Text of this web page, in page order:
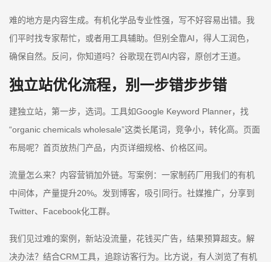
难的地方是内容生成。有机化学品专业性强，写不好容易出错。我
们平时找专家帮忙，或者用工具辅助。但别全靠AI，得人工润色，
确保自然。反问，你知道吗？谷歌现在罚AI内容，原创才王道。
独立站优化流程，别一步错步步错
建独立站，第一步，选词。工具如Google Keyword Planner，找
“organic chemicals wholesale”这类长尾词，竞争小，转化高。页面
布局呢？首页放热门产品，内页详细规格、价格区间。
流量怎么来？内容营销加外链。写案例：一家制药厂用我们的有机
中间体，产量提升20%。发到博客，吸引同行。社媒推广，分享到
Twitter、Facebook化工群。
我们见过难的案例，新站没流量，花钱买广告，结果预算超支。解
决办法？结合CRM工具，追踪访客行为。比方说，有人浏览了有机